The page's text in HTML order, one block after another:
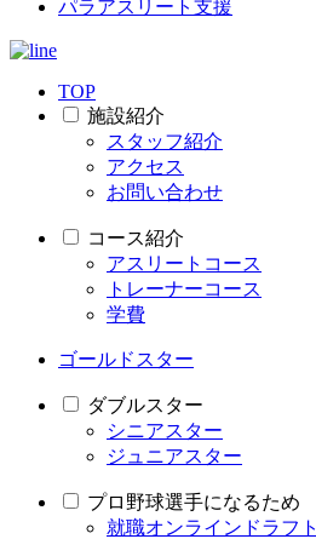
パラアスリート支援
TOP
施設紹介
スタッフ紹介
アクセス
お問い合わせ
コース紹介
アスリートコース
トレーナーコース
学費
ゴールドスター
ダブルスター
シニアスター
ジュニアスター
プロ野球選手になるため
就職オンラインドラフト